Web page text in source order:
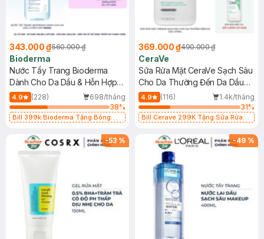
343.000 ₫560.000 ₫
Bioderma
Nước Tẩy Trang Bioderma
Dành Cho Da Dầu & Hỗn Hợp
500ml
4.9 (228)
698/tháng
38%
Bill 399k Bioderma Tặng Bông
369.000 ₫490.000 ₫
CeraVe
Sữa Rửa Mặt CeraVe Sạch Sâu
Cho Da Thường Đến Da Dầu
473ml
4.9 (116)
1.4k/tháng
31%
Bill Cerave 299K Tặng Sữa Rửa
-53 % -49 %